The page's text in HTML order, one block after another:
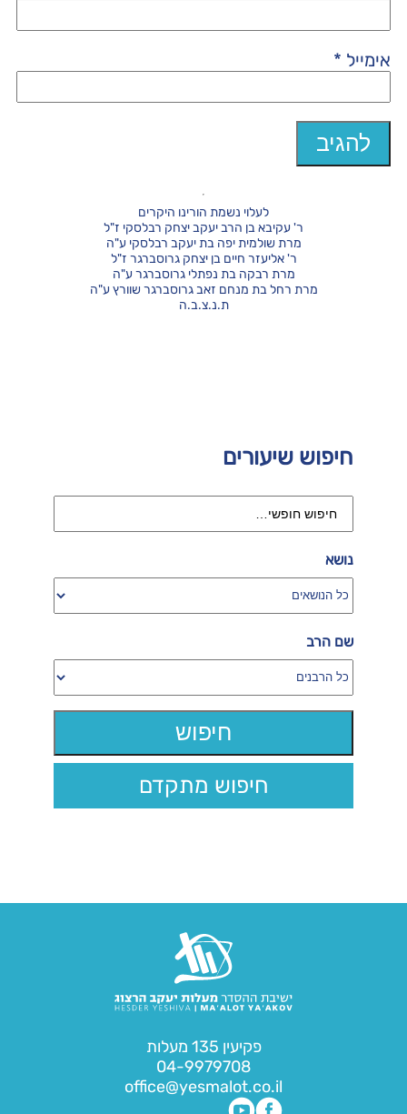
אימייל *
חיפוש שיעורים
נושא
שם הרב
חיפוש מתקדם
לעלוי נשמת הורינו היקרים
ר' עקיבא בן הרב יעקב יצחק רבלסקי ז"ל
מרת שולמית יפה בת יעקב רבלסקי ע"ה
ר' אליעזר חיים בן יצחק גרוסברגר ז"ל
מרת רבקה בת נפתלי גרוסברגר ע"ה
מרת רחל בת מנחם זאב גרוסברגר שוורץ ע"ה
ת.נ.צ.ב.ה
פקיעין 135 מעלות
04-9979708
office@yesmalot.co.il